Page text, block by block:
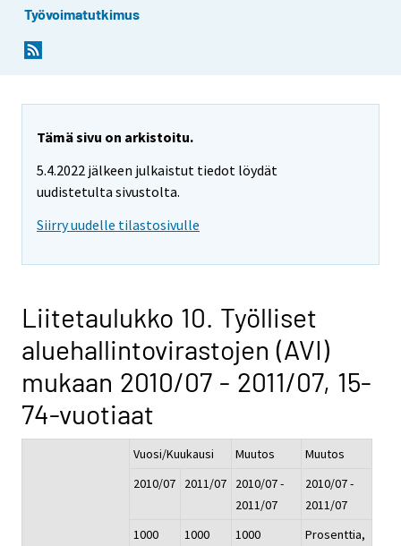
Työvoimatutkimus
Tämä sivu on arkistoitu.
5.4.2022 jälkeen julkaistut tiedot löydät
uudistetulta sivustolta.
Siirry uudelle tilastosivulle
Liitetaulukko 10. Työlliset
aluehallintovirastojen (AVI)
mukaan 2010/07 - 2011/07, 15-
74-vuotiaat
Vuosi/Kuukausi Muutos
Muutos
2010/07
2011/07
2010/07 -
2011/07
2010/07 -
2011/07
1000
1000
1000
Prosenttia,